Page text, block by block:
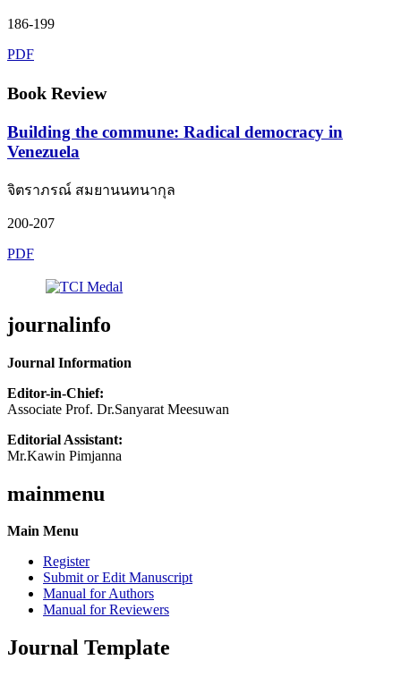
186-199
PDF
Book Review
Building the commune: Radical democracy in
Venezuela
จิตราภรณ์ สมยานนทนากุล
200-207
PDF
journalinfo
Journal Information
Editor-in-Chief:
Associate Prof. Dr.Sanyarat Meesuwan
Editorial Assistant:
Mr.Kawin Pimjanna
mainmenu
Main Menu
Register
Submit or Edit Manuscript
Manual for Authors
Manual for Reviewers
Journal Template